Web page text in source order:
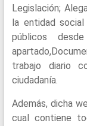
Legislación;
la entidad social
públicos
trabajo diario
ciudadanía.
Además, dicha
cual contiene